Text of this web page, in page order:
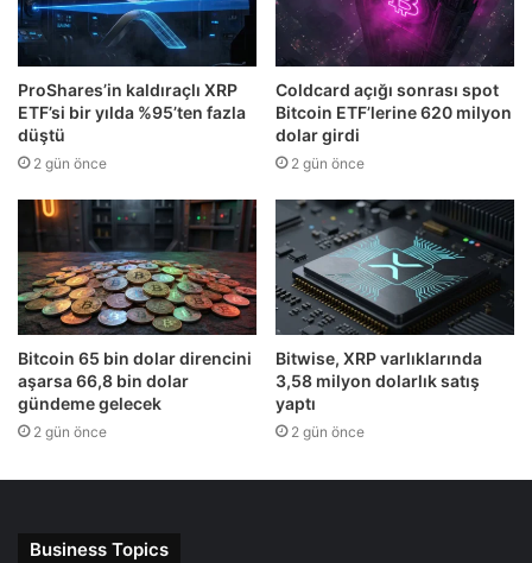
ProShares’in kaldıraçlı XRP
ETF’si bir yılda %95’ten fazla
düştü
2 gün önce
Coldcard açığı sonrası spot
Bitcoin ETF’lerine 620 milyon
dolar girdi
2 gün önce
Bitcoin 65 bin dolar direncini
aşarsa 66,8 bin dolar
gündeme gelecek
2 gün önce
Bitwise, XRP varlıklarında
3,58 milyon dolarlık satış
yaptı
2 gün önce
Business Topics